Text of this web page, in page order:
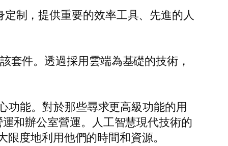
制，提供重要的效率工具、先進的人
套件。透過採用雲端為基礎的技術，
功能。對於那些尋求更高級功能的用
和辦公室營運。人工智慧現代技術的
度地利用他們的時間和資源。